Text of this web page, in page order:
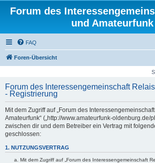
Forum des
und Amateurfunk
FAQ
Foren-Übersicht
Forum des Interessengemeinschaft
- Registrierung
Mit dem Zugriff auf „Forum des
Amateurfunk“ („http://www.amateurfunk-oldenburg.de/
zwischen dir und dem Betreiber ein Vertrag mit
geschlossen:
1. NUTZUNGSVERTRAG
Mit dem Zugriff auf „Forum des Interessengemeinschaft